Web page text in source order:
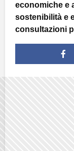
economiche e
sostenibilità e
consultazioni